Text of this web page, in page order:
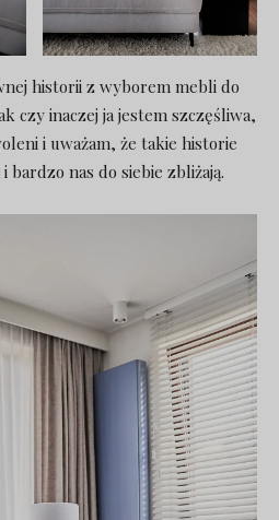
historii z wyborem mebli do
czy inaczej ja jestem szczęśliwa,
i uważam, że takie historie
bardzo nas do siebie zbliżają.